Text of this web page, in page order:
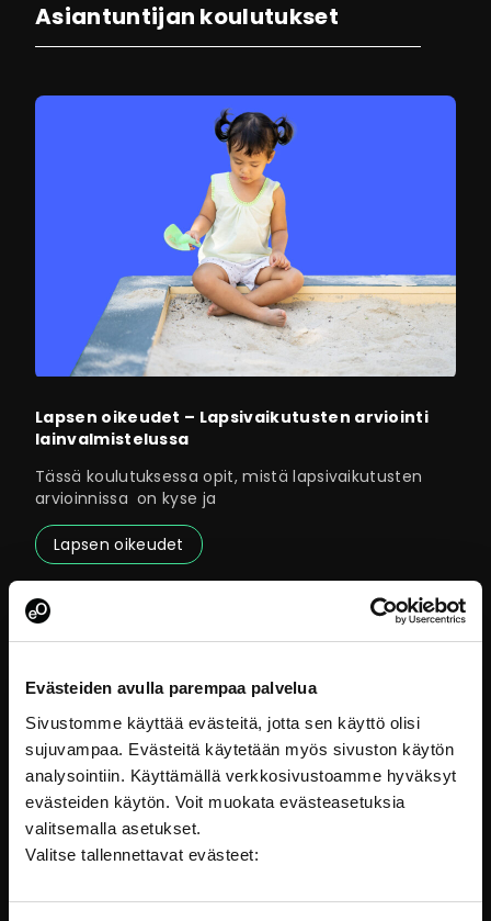
Evästeiden avulla parempaa palvelua
Sivustomme käyttää evästeitä, jotta sen käyttö olisi
sujuvampaa. Evästeitä käytetään myös sivuston käytön
analysointiin. Käyttämällä verkkosivustoamme hyväksyt
evästeiden käytön. Voit muokata evästeasetuksia
valitsemalla asetukset.
Valitse tallennettavat evästeet:
Asiantuntijan koulutukset
Lapsen oikeudet – Lapsivaikutusten arviointi
lainvalmistelussa
Tässä koulutuksessa opit, mistä lapsivaikutusten
arvioinnissa on kyse ja
Lapsen oikeudet